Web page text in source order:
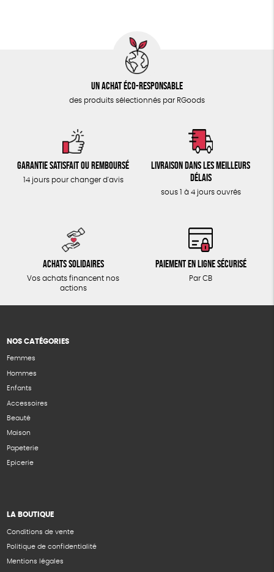
Un achat éco-responsable
des produits sélectionnés par RGoods
Garantie satisfait ou remboursé
14 jours pour changer d'avis
Livraison dans les meilleurs
délais
sous 1 à 4 jours ouvrés
Achats solidaires
Vos achats financent nos
actions
Paiement en ligne sécurisé
Par CB
NOS CATÉGORIES
Femmes
Hommes
Enfants
Accessoires
Beauté
Maison
Papeterie
Epicerie
LA BOUTIQUE
Conditions de vente
Politique de confidentialité
Mentions légales